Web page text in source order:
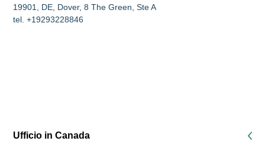
19901, DE, Dover, 8 The Green, Ste A
tel. +19293228846
Ufficio in Canada